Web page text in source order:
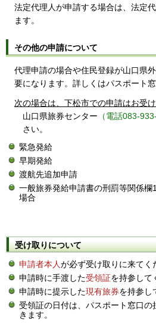
法定代理人が申請する場合は、法定
ます。
その他の申請について
代理申請の場合や住民登録が山口県
要になります。詳しくはパスポート
次の場合は、下松市での申請はお受け
山口県旅券センター （電話083-
さい。
緊急発給
早期発給
渡航先追加申請
一般旅券発給申請書の刑罰等関係
場合
受け取りについて
申請者本人が必ず受け取りに来てく
申請時に手渡した受領証を持参して
申請時に提示した現有旅券を持参し
受領証の日付は、パスポート窓口
きます。